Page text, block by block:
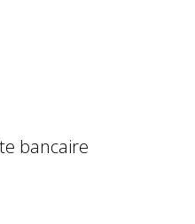
bancaire